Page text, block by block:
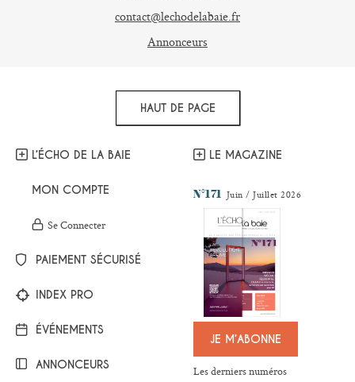
contact@lechodelabaie.fr
Annonceurs
HAUT DE PAGE
L’ÉCHO DE LA BAIE
MON COMPTE
Se Connecter
PAIEMENT SÉCURISÉ
INDEX PRO
ÉVÉNEMENTS
ANNONCEURS
LE MAGAZINE
N°171 Juin / Juillet 2026
JE M’ABONNE
Les derniers numéros